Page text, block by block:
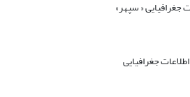
جغرافیایى